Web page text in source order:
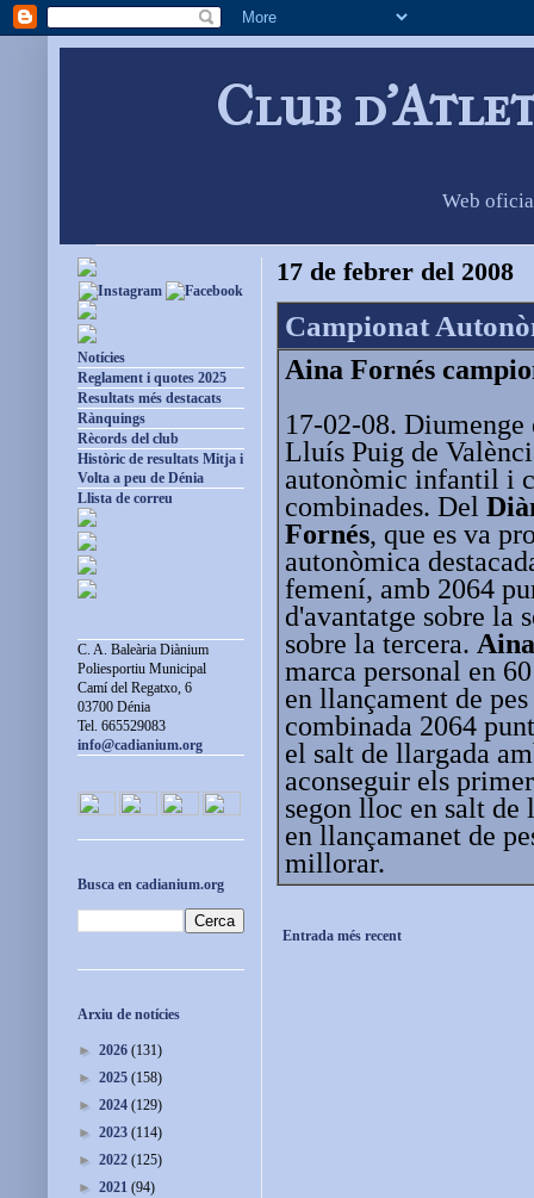
Club
Web
17 de febrer del 2008
Campionat
Aina Fornés
17-02-08. Diumenge
Lluís Puig de
autonòmic infantil i
combinades. Del
Fornés, que es va
autonòmica
femení, amb 2064
d'avantatge sobre la
sobre la tercera. Aina
marca personal en
en llançament de
combinada 2064
el salt de llargada
aconseguir els
segon lloc en salt
en llançamanet de
millorar.
Entrada més recent
Notícies
Reglament i quotes 2025
Resultats més destacats
Rànquings
Rècords del club
Històric de resultats Mitja i
Volta a peu de Dénia
Llista de correu
C. A. Baleària Diànium
Poliesportiu Municipal
Camí del Regatxo, 6
03700 Dénia
Tel. 665529083
info@cadianium.org
Busca en cadianium.org
Arxiu de notícies
► 2026 (131)
► 2025 (158)
► 2024 (129)
► 2023 (114)
► 2022 (125)
► 2021 (94)